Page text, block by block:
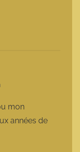
mon
années de